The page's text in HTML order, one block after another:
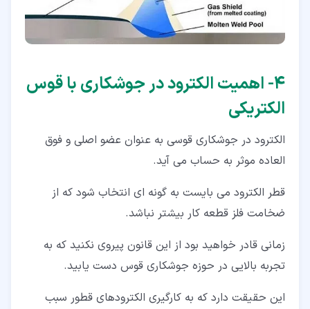
۴‏- اهمیت الکترود در جوشکاری با قوس
الکتریکی
الکترود در جوشکاری قوسی به عنوان عضو اصلی و فوق
العاده موثر به حساب می آید.
قطر الکترود می بایست به گونه ای انتخاب شود که از
ضخامت فلز قطعه کار بیشتر نباشد.
زمانی قادر خواهید بود از این قانون پیروی نکنید که به
تجربه بالایی در حوزه جوشکاری قوس دست یابید.
این حقیقت دارد که به کارگیری الکترودهای قطور سبب